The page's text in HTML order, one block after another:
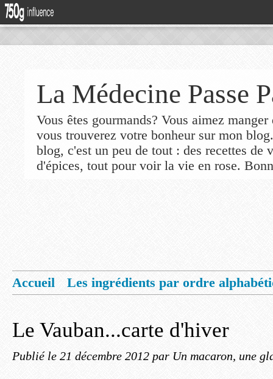
La Médecine Passe
Vous êtes gourmands? Vous aimez
vous trouverez votre bonheur sur mon
blog, c'est un peu de tout : des recettes de
d'épices, tout pour voir la vie en rose.
Accueil
Les ingrédients par ordre
Le Vauban...carte d'hiver
Publié le 21 décembre 2012 par Un macaron, une